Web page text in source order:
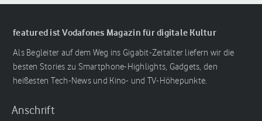
featured ist Vodafones Magazin für digitale Kultur
Als Begleiter auf dem Weg ins Gigabit-Zeitalter liefern wir die
besten Stories zu Smartphone-Highlights, Gadgets, den
heißesten Tech-News und Kino- und TV-Höhepunkte.
Anschrift